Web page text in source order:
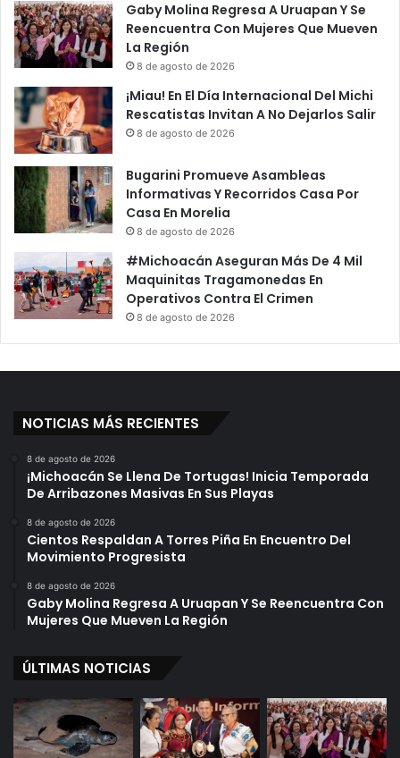
Gaby Molina Regresa A Uruapan Y Se
Reencuentra Con Mujeres Que Mueven
La Región
8 de agosto de 2026
¡Miau! En El Día Internacional Del Michi
Rescatistas Invitan A No Dejarlos Salir
8 de agosto de 2026
Bugarini Promueve Asambleas
Informativas Y Recorridos Casa Por
Casa En Morelia
8 de agosto de 2026
#Michoacán Aseguran Más De 4 Mil
Maquinitas Tragamonedas En
Operativos Contra El Crimen
8 de agosto de 2026
NOTICIAS MÁS RECIENTES
8 de agosto de 2026
¡Michoacán Se Llena De Tortugas! Inicia Temporada
De Arribazones Masivas En Sus Playas
8 de agosto de 2026
Cientos Respaldan A Torres Piña En Encuentro Del
Movimiento Progresista
8 de agosto de 2026
Gaby Molina Regresa A Uruapan Y Se Reencuentra Con
Mujeres Que Mueven La Región
ÚLTIMAS NOTICIAS